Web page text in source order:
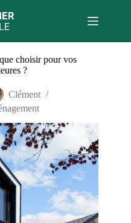
choisir pour vos
?
Clément